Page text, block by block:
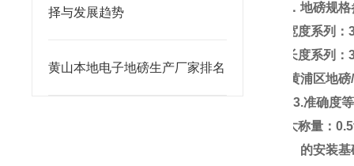
择与发展趋势
黄山本地电子地磅生产厂家排名
三． 地磅规格
宽度系列：
长度系列：
3.准确度
大称量：
四、的安装